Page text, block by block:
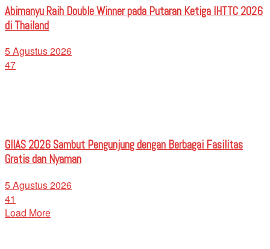
Abimanyu Raih Double Winner pada Putaran Ketiga IHTTC 2026
di Thailand
5 Agustus 2026
47
GIIAS 2026 Sambut Pengunjung dengan Berbagai Fasilitas
Gratis dan Nyaman
5 Agustus 2026
41
Load More